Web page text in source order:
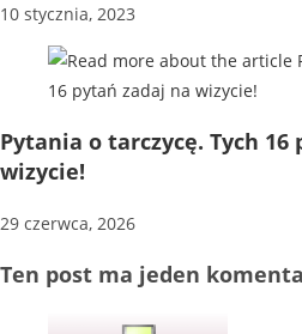
10 stycznia, 2023
Pytania o tarczycę. Tych 16
wizycie!
29 czerwca, 2026
Ten post ma jeden